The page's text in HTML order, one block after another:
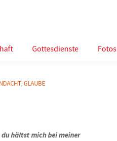
Gottesdienste Fotos
, GLAUBE
du hältst mich bei meiner